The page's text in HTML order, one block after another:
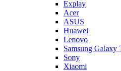
ASUS
Huawei
Lenovo
Samsung Galaxy
Sony
Xiaomi
Запчасти для ноутбуков
Назад